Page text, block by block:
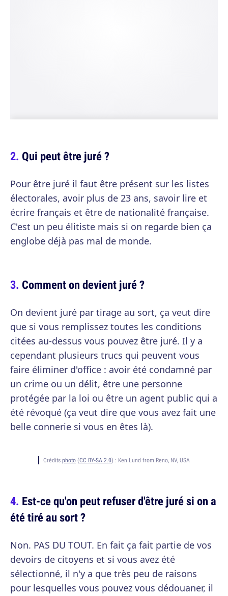
Qui peut être juré ?
Pour être juré il faut être présent sur les listes
électorales, avoir plus de 23 ans, savoir lire et
écrire français et être de nationalité française.
C'est un peu élitiste mais si on regarde bien ça
englobe déjà pas mal de monde.
Comment on devient juré ?
On devient juré par tirage au sort, ça veut dire
que si vous remplissez toutes les conditions
citées au-dessus vous pouvez être juré. Il y a
cependant plusieurs trucs qui peuvent vous
faire éliminer d'office : avoir été condamné par
un crime ou un délit, être une personne
protégée par la loi ou être un agent public qui a
été révoqué (ça veut dire que vous avez fait une
belle connerie si vous en êtes là).
Crédits photo (CC BY-SA 2.0) : Ken Lund from Reno, NV, USA
Est-ce qu'on peut refuser d'être juré si on a
été tiré au sort ?
Non. PAS DU TOUT. En fait ça fait partie de vos
devoirs de citoyens et si vous avez été
sélectionné, il n'y a que très peu de raisons
pour lesquelles vous pouvez vous dédouaner, il